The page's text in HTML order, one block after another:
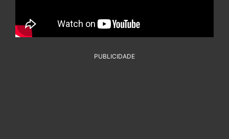
PUBLICIDADE